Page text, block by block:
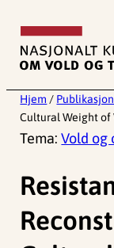
innhold
Hjem /
Cultural Weight of
Tema:Vold og